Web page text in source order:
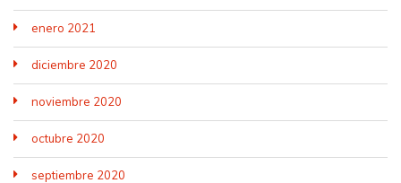
enero 2021
diciembre 2020
noviembre 2020
octubre 2020
septiembre 2020